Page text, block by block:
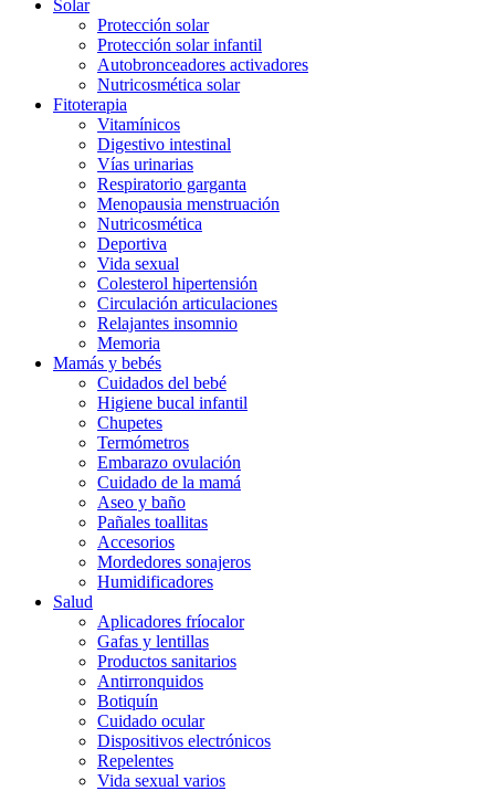
Solar
Protección solar
Protección solar infantil
Autobronceadores activadores
Nutricosmética solar
Fitoterapia
Vitamínicos
Digestivo intestinal
Vías urinarias
Respiratorio garganta
Menopausia menstruación
Nutricosmética
Deportiva
Vida sexual
Colesterol hipertensión
Circulación articulaciones
Relajantes insomnio
Memoria
Mamás y bebés
Cuidados del bebé
Higiene bucal infantil
Chupetes
Termómetros
Embarazo ovulación
Cuidado de la mamá
Aseo y baño
Pañales toallitas
Accesorios
Mordedores sonajeros
Humidificadores
Salud
Aplicadores fríocalor
Gafas y lentillas
Productos sanitarios
Antirronquidos
Botiquín
Cuidado ocular
Dispositivos electrónicos
Repelentes
Vida sexual varios